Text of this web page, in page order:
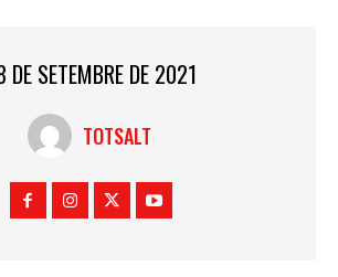
DE SETEMBRE DE 2021
TOTSALT